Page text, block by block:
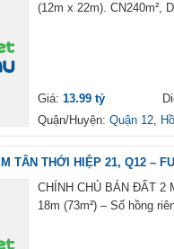
(12m x 22m). CN240m²,
Giá: 13.99 tỷ
Quận/Huyện: Quận 12,
TÂN THỚI HIỆP 21, Q12 –
CHÍNH CHỦ BÁN ĐẤT 2
18m (73m²) – Sổ hồng